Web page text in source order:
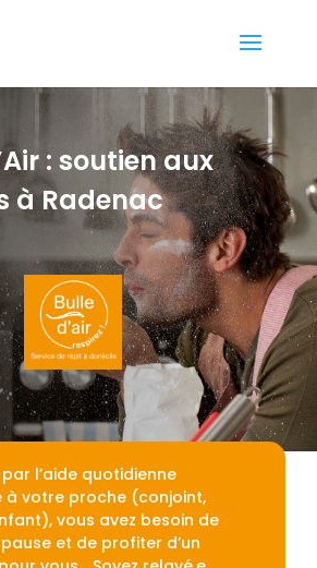
: soutien aux
à Radenac
l’aide quotidienne
à votre proche (conjoint,
vous avez besoin de
et de profiter d’un